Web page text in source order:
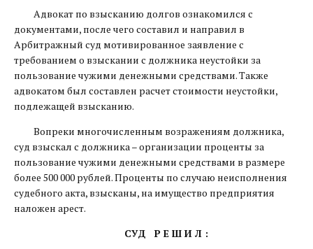
Адвокат по взысканию долгов ознакомился с
документами, после чего составил и направил в
Арбитражный суд мотивированное заявление с
требованием о взыскании с должника неустойки за
пользование чужими денежными средствами. Также
адвокатом был составлен расчет стоимости неустойки,
подлежащей взысканию.
Вопреки многочисленным возражениям должника,
суд взыскал с должника – организации проценты за
пользование чужими денежными средствами в размере
более 500 000 рублей. Проценты по случаю неисполнения
судебного акта, взысканы, на имущество предприятия
наложен арест.
СУД Р Е Ш И Л :